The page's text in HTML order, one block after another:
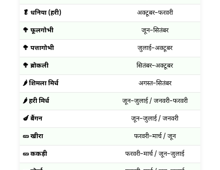
🥬 धनिया (हरी) अक्टूबर–फरवरी
🥦 फूलगोभी जून–सितंबर
🥦 पत्तागोभी जुलाई–अक्टूबर
🥦 ब्रोकली सितंबर–अक्टूबर
🌶️ शिमला मिर्च अगस्त–सितंबर
🌶️ हरी मिर्च जून–जुलाई / जनवरी–फरवरी
🍆 बैंगन जून–जुलाई / जनवरी
🥒 खीरा फरवरी–मार्च / जून
🥒 ककड़ी फरवरी–मार्च / जून–जुलाई